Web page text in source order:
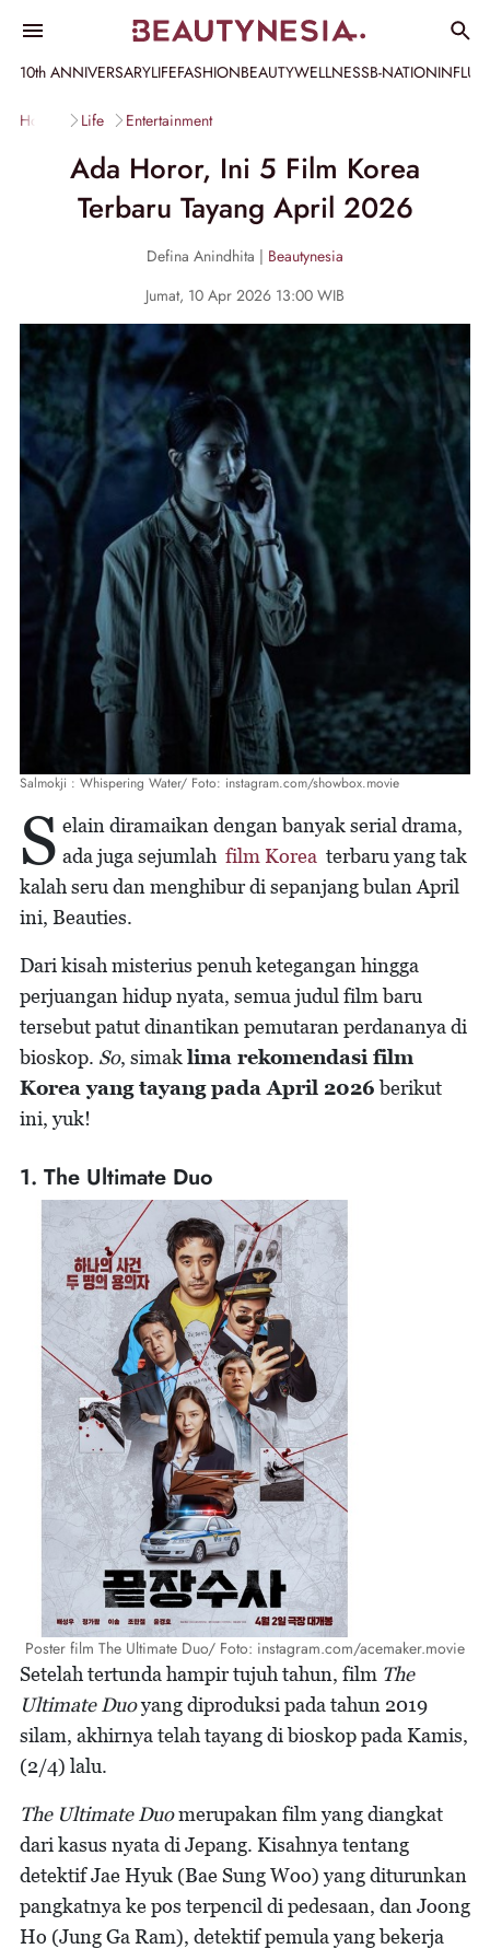
10th ANNIVERSARYLIFEFASHIONBEAUTYWELLNESSB-NATION
Home Life Entertainment
Ada Horor, Ini 5 Film Korea
Terbaru Tayang April 2026
Defina Anindhita | Beautynesia
Jumat, 10 Apr 2026 13:00 WIB
Salmokji : Whispering Water/ Foto: instagram.com/showbox.movie
S elain diramaikan dengan banyak serial drama,
ada juga sejumlah film Korea terbaru yang tak
kalah seru dan menghibur di sepanjang bulan April
ini, Beauties.
Dari kisah misterius penuh ketegangan hingga
perjuangan hidup nyata, semua judul film baru
tersebut patut dinantikan pemutaran perdananya di
bioskop. So, simaklima rekomendasi film
Korea yang tayang pada April 2026berikut
ini, yuk!
1. The Ultimate Duo
Poster film The Ultimate Duo/ Foto: instagram.com/acemaker.movie
Setelah tertunda hampir tujuh tahun, film The
Ultimate Duoyang diproduksi pada tahun 2019
silam, akhirnya telah tayang di bioskop pada Kamis,
(2/4) lalu.
The Ultimate Duomerupakan film yang diangkat
dari kasus nyata di Jepang. Kisahnya tentang
detektif Jae Hyuk (Bae Sung Woo) yang diturunkan
pangkatnya ke pos terpencil di pedesaan, dan Joong
Ho (Jung Ga Ram), detektif pemula yang bekerja